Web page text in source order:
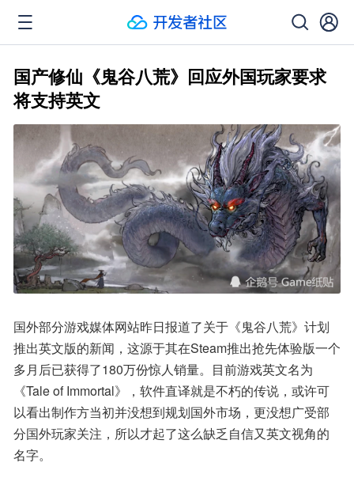
国产修仙《鬼谷八荒》回应外国玩家要求
将支持英文
国外部分游戏媒体网站昨日报道了关于《鬼谷八荒》计划
推出英文版的新闻，这源于其在Steam推出抢先体验版一个
多月后已获得了180万份惊人销量。目前游戏英文名为
《Tale of Immortal》，软件直译就是不朽的传说，或许可
以看出制作方当初并没想到规划国外市场，更没想广受部
分国外玩家关注，所以才起了这么缺乏自信又英文视角的
名字。